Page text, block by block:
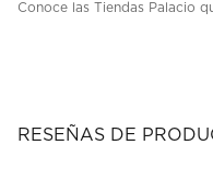
Conoce las Tiendas Palacio
RESEÑAS DE